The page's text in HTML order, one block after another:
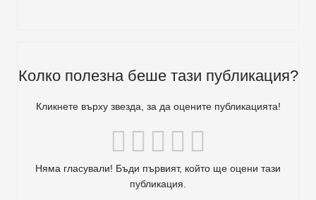
Колко полезна беше тази публикация?
Кликнете върху звезда, за да оцените публикацията!
Няма гласували! Бъди първият, който ще оцени тази
публикация.